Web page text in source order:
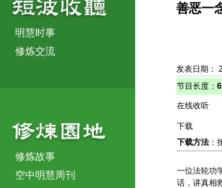
明慧时事
修炼交流
修炼故事
空中明慧周刊
善恶一
发表日期：
节目长度：
在线收听
下载
下载方法：
一位法轮功
话，讲真相